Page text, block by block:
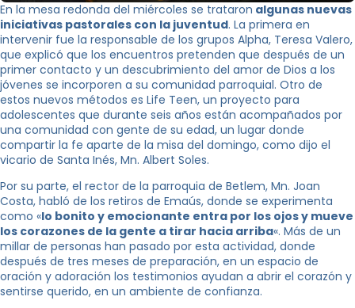
En la mesa redonda del miércoles se trataron algunas nuevas
iniciativas pastorales con la juventud. La primera en
intervenir fue la responsable de los grupos Alpha, Teresa Valero,
que explicó que los encuentros pretenden que después de un
primer contacto y un descubrimiento del amor de Dios a los
jóvenes se incorporen a su comunidad parroquial. Otro de
estos nuevos métodos es Life Teen, un proyecto para
adolescentes que durante seis años están acompañados por
una comunidad con gente de su edad, un lugar donde
compartir la fe aparte de la misa del domingo, como dijo el
vicario de Santa Inés, Mn. Albert Soles.
Por su parte, el rector de la parroquia de Betlem, Mn. Joan
Costa, habló de los retiros de Emaús, donde se experimenta
como «lo bonito y emocionante entra por los ojos y mueve
los corazones de la gente a tirar hacia arriba«. Más de un
millar de personas han pasado por esta actividad, donde
después de tres meses de preparación, en un espacio de
oración y adoración los testimonios ayudan a abrir el corazón y
sentirse querido, en un ambiente de confianza.